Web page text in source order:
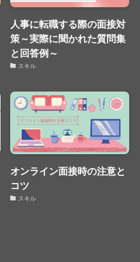
人事に転職する際の面接対
策～実際に聞かれた質問集
と回答例～
スキル
オンライン面接時の注意と
コツ
スキル